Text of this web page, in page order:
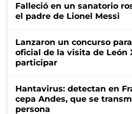
Falleció en un sanatorio
el padre de Lionel Messi
Lanzaron un concurso
oficial de la visita de León
participar
Hantavirus: detectan en
cepa Andes, que se
persona